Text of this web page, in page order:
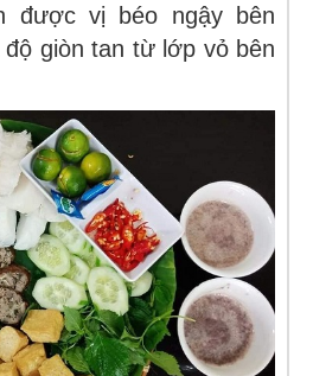
được vị béo ngậy bên
giòn tan từ lớp vỏ bên